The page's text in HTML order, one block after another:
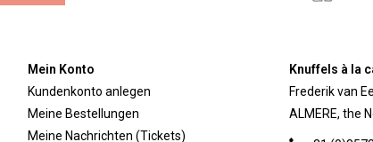
Mein Konto
Kundenkonto anlegen
Meine Bestellungen
Meine Nachrichten (Tickets)
Knuffels à la
Frederik van
ALMERE, the